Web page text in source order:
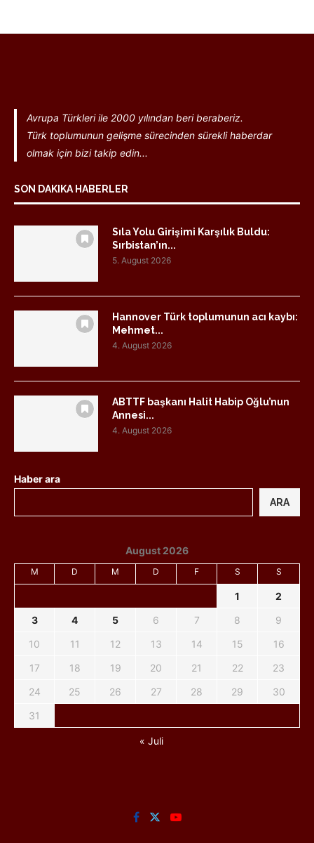
Avrupa Türkleri ile 2000 yılından beri beraberiz.
Türk toplumunun gelişme sürecinden sürekli haberdar
olmak için bizi takip edin...
SON DAKIKA HABERLER
Sıla Yolu Girişimi Karşılık Buldu:
Sırbistan’ın...
5. August 2026
Hannover Türk toplumunun acı kaybı:
Mehmet...
4. August 2026
ABTTF başkanı Halit Habip Oğlu’nun
Annesi...
4. August 2026
Haber ara
ARA
August 2026
M D M D F S S
1
2
3
4 5 6 7 8
9
10
11 12 13 14 15
16
17
18 19 20 21 22
23
24
25 26 27 28 29
30
31
« Juli